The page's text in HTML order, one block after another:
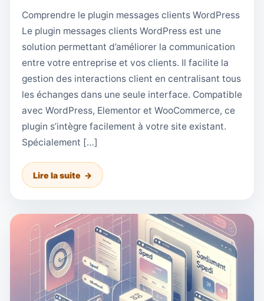
Comprendre le plugin messages clients WordPress
Le plugin messages clients WordPress est une
solution permettant d’améliorer la communication
entre votre entreprise et vos clients. Il facilite la
gestion des interactions client en centralisant tous
les échanges dans une seule interface. Compatible
avec WordPress, Elementor et WooCommerce, ce
plugin s’intègre facilement à votre site existant.
Spécialement […]
Lire la suite